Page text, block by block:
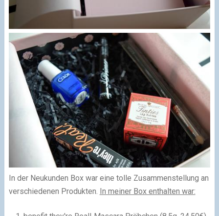
In der Neukunden Box war eine tolle Zusammenstellung an
verschiedenen Produkten. In meiner Box enthalten war: